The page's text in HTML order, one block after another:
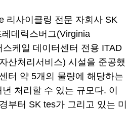
리사이클링 전문 자회사 SK
데릭스버그(Virginia
케일 데이터센터 전용 ITAD
산처리서비스) 시설을 준공했
터 약 5개의 물량에 해당하는
처리할 수 있는 규모다. 이
부터 SK tes가 그리고 있는 미